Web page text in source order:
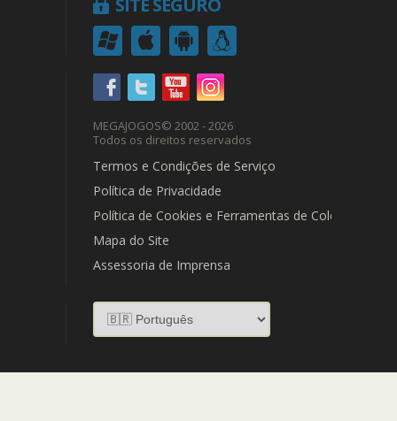
SITE SEGURO
MEGAJOGOS© 2002 - 2026
Todos os direitos reservados
Termos e Condições de Serviço
Política de Privacidade
Política de Cookies e Ferramentas de Coleta de
Mapa do Site
Assessoria de Imprensa